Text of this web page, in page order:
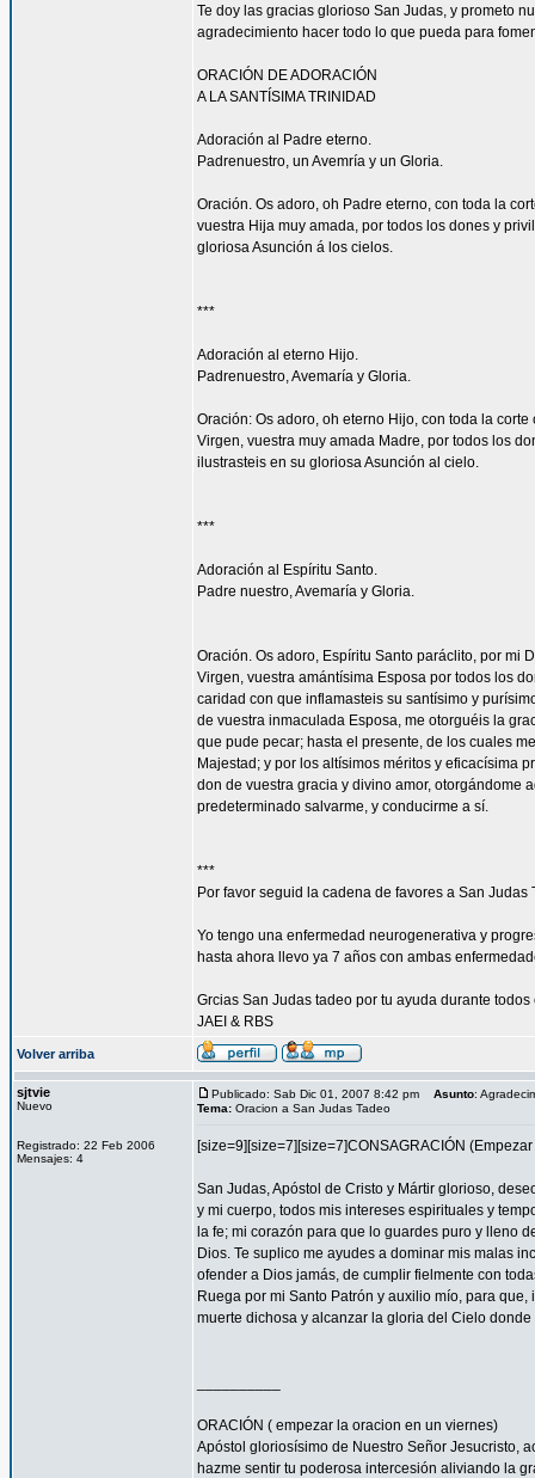
Te doy las gracias glorioso San Judas, y prometo
agradecimiento hacer todo lo que pueda para
ORACIÓN DE ADORACIÓN
A LA SANTÍSIMA TRINIDAD
Adoración al Padre eterno.
Padrenuestro, un Avemría y un Gloria.
Oración. Os adoro, oh Padre eterno, con toda la
vuestra Hija muy amada, por todos los dones y
gloriosa Asunción á los cielos.
***
Adoración al eterno Hijo.
Padrenuestro, Avemaría y Gloria.
Oración: Os adoro, oh eterno Hijo, con toda la
Virgen, vuestra muy amada Madre, por todos los
ilustrasteis en su gloriosa Asunción al cielo.
***
Adoración al Espíritu Santo.
Padre nuestro, Avemaría y Gloria.
Oración. Os adoro, Espíritu Santo paráclito, por mi
Virgen, vuestra amántísima Esposa por todos los
caridad con que inflamasteis su santísimo y
de vuestra inmaculada Esposa, me otorguéis la
que pude pecar; hasta el presente, de los cuales
Majestad; y por los altísimos méritos y eficacísima
don de vuestra gracia y divino amor, otorgándome
predeterminado salvarme, y conducirme a sí.
***
Por favor seguid la cadena de favores a San
Yo tengo una enfermedad neurogenerativa y
hasta ahora llevo ya 7 años con ambas
Grcias San Judas tadeo por tu ayuda durante todos
JAEI & RBS
Volver arriba
sjtvie
Nuevo
Registrado: 22 Feb 2006
Mensajes: 4
Publicado: Sab Dic 01, 2007 8:42 pm Asunto:
Tema: Oracion a San Judas Tadeo
[size=9][size=7][size=7]CONSAGRACIÓN
San Judas, Apóstol de Cristo y Mártir glorioso,
y mi cuerpo, todos mis intereses espirituales y
la fe; mi corazón para que lo guardes puro y lleno
Dios. Te suplico me ayudes a dominar mis malas
ofender a Dios jamás, de cumplir fielmente con
Ruega por mi Santo Patrón y auxilio mío, para
muerte dichosa y alcanzar la gloria del Cielo
ORACIÓN ( empezar la oracion en un viernes)
Apóstol gloriosísimo de Nuestro Señor Jesucristo,
hazme sentir tu poderosa intercesión aliviando la